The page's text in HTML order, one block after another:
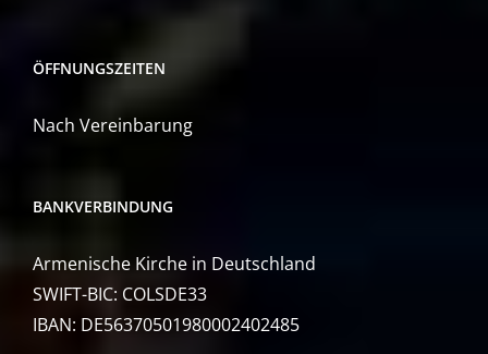
ÖFFNUNGSZEITEN
Nach Vereinbarung
BANKVERBINDUNG
Armenische Kirche in Deutschland
SWIFT-BIC: COLSDE33
IBAN: DE56370501980002402485